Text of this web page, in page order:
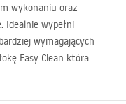
wykonaniu oraz
Idealnie wypełni
wymagających
Easy Clean która